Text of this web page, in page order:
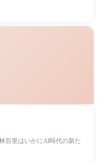
百里はいかにAI時代の新た